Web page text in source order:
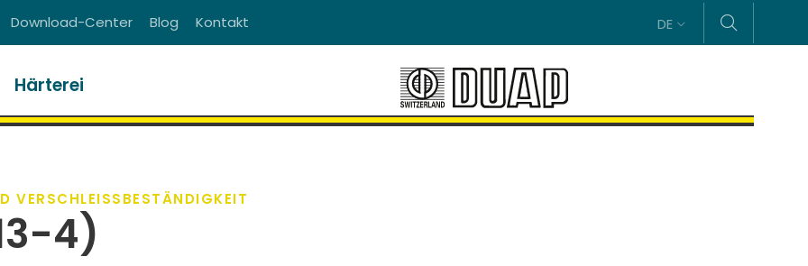
Download-Center Blog Kontakt DE
Härterei
VERSCHLEISSBESTÄNDIGKEIT
4)